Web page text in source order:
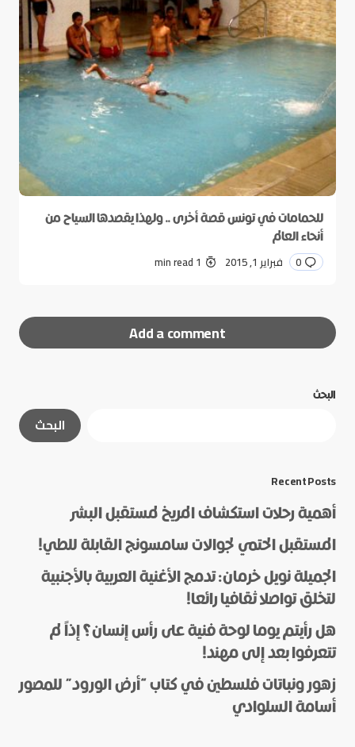
للحمامات في تونس قصة أخرى .. ولهذا يقصدها السياح من
أنحاء العالم
0 فبراير 1, 2015 1 min read
Add a comment
الحقول الإلزامية
Name
*
E-mail
*
البحث
البحث
Recent Posts
أهمية رحلات استكشاف المريخ لمستقبل البشر
المستقبل الحتمي لجوالات سامسونج القابلة للطي!
الجميلة نويل خرمان: تدمج الأغنية العربية بالأجنبية
لتخلق تواصلا ثقافيا رائعا!
هل رأيتم يوما لوحة فنية على رأس إنسان؟ إذاً لم
تتعرفوا بعد إلى مهند!
زهور ونباتات فلسطين في كتاب “أرض الورود” للمصور
أسامة السلوادي